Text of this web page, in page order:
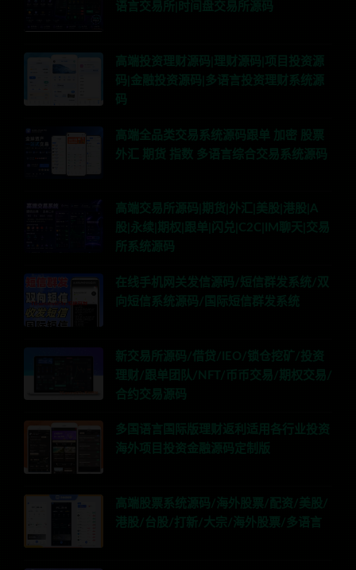
语言交易所|时间盘交易所源码
高端投资理财源码|理财源码|项目投资源
码|金融投资源码|多语言投资理财系统源
码
高端全品类交易系统源码跟单 加密 股票
外汇 期货 指数 多语言综合交易系统源码
高端交易所源码|期货|外汇|美股|港股|A
股|永续|期权|跟单|闪兑|C2C|IM聊天|交易
所系统源码
在线手机网关发信源码/短信群发系统/双
向短信系统源码/国际短信群发系统
新交易所源码/借贷/IEO/锁仓挖矿/投资
理财/跟单团队/NFT/币币交易/期权交易/
合约交易源码
多国语言国际版理财返利适用各行业投资
海外项目投资金融源码定制版
高端股票系统源码/海外股票/配资/美股/
港股/台股/打新/大宗/海外股票/多语言